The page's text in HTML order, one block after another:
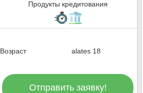
Продукты кредитования
Возраст alates 18
Отправить заявку!